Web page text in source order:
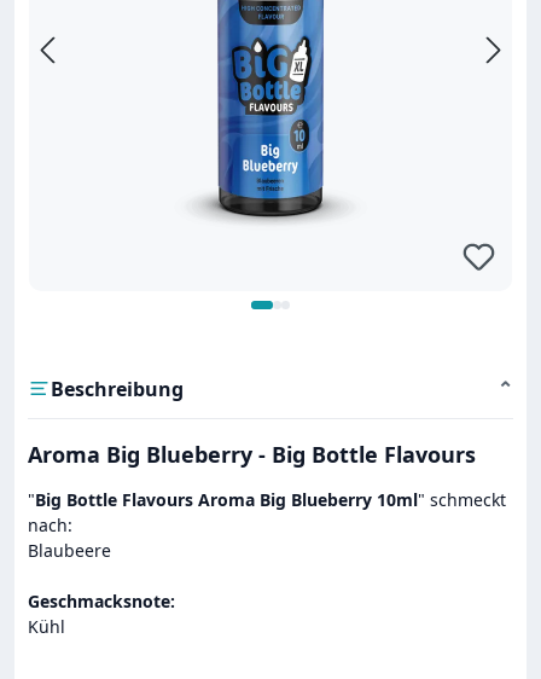
Beschreibung ⌄
Aroma Big Blueberry - Big Bottle Flavours
"Big Bottle Flavours Aroma Big Blueberry 10ml" schmeckt
nach:
Blaubeere
Geschmacksnote:
Kühl